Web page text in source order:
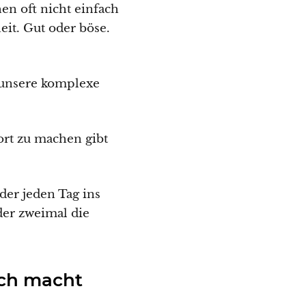
oft nicht einfach
Gut oder böse.
komplexe
zu machen gibt
jeden Tag ins
zweimal die
macht